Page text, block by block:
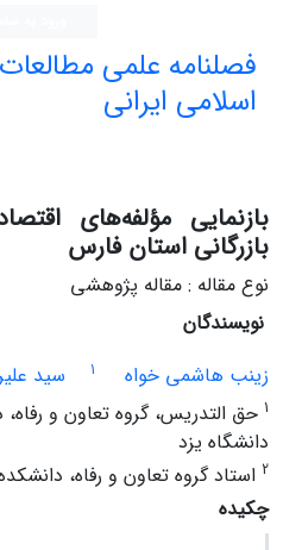
فصلنامه علمی
اسلامی ایرانی
بازنمایی مؤلفه‌های
بازرگانی استان فارس
نوع مقاله : مقاله پژوهشی
نویسندگان
زینب هاشمی خواه
1 سید
1 حق التدریس، گروه تعاون و
دانشگاه یزد
2 استاد گروه تعاون و رفاه،
چکیده